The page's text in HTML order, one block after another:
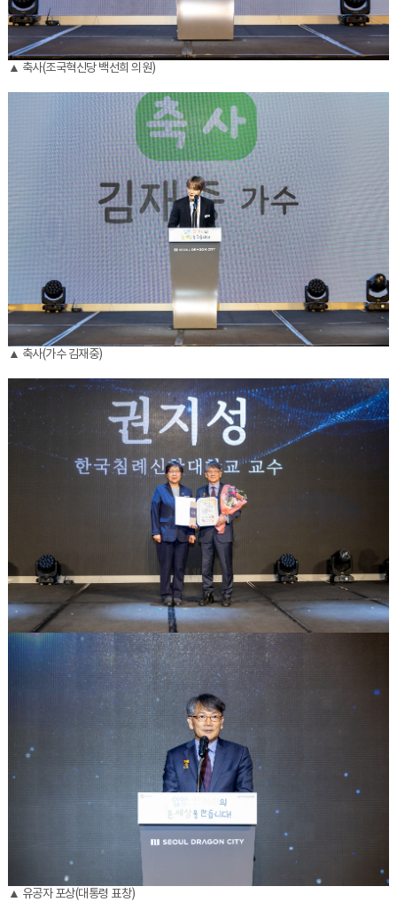
▲ 축사(조국혁신당 백선희 의원)
▲ 축사(가수 김재중)
▲ 유공자 포상(대통령 표창)